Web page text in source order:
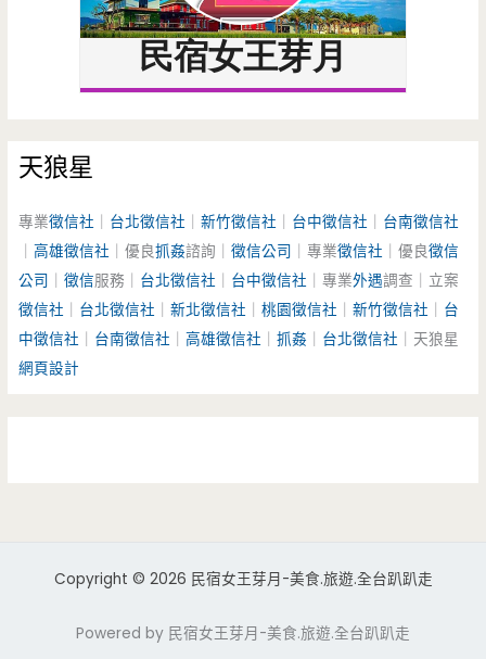
天狼星
專業徵信社 台北徵信社 ｜新竹徵信社 台中徵信社
台南徵信社
｜高雄徵信社 ｜優良抓姦諮詢｜徵信公司 ｜專業徵信社 ｜優良徵信
公司
｜徵信服務｜ 台北徵信社 台中徵信社 ｜專業外遇調查｜立案
徵信社
台北徵信社 ｜新北徵信社 ｜桃園徵信社 ｜新竹徵信社
台
中徵信社
台南徵信社 ｜高雄徵信社 ｜抓姦 台北徵信社 ｜天狼星
網頁設計
Copyright © 2026 民宿女王芽月-美食.旅遊.全台趴趴走
Powered by 民宿女王芽月-美食.旅遊.全台趴趴走